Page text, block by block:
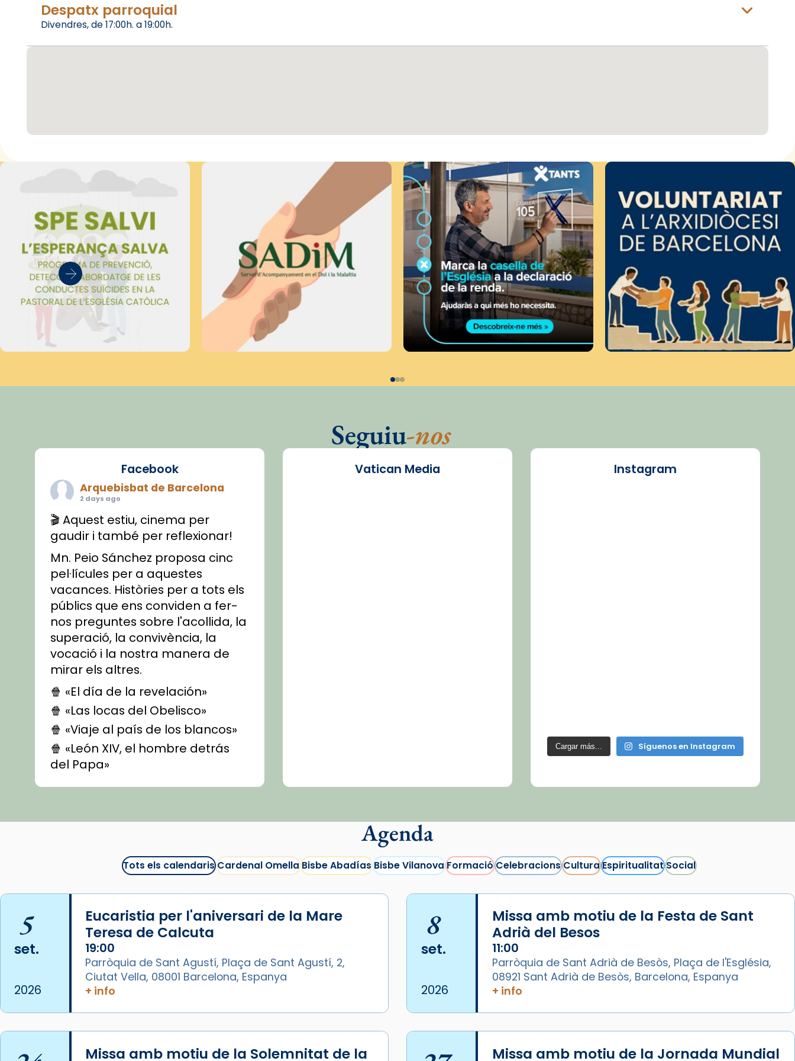
Despatx parroquial
Divendres, de 17:00h. a 19:00h.
Seguiu-nos
Facebook
Arquebisbat de Barcelona
2 days ago
🎬 Aquest estiu, cinema per
gaudir i també per reflexionar!
Mn. Peio Sánchez proposa cinc
pel·lícules per a aquestes
vacances. Històries per a tots els
públics que ens conviden a fer-
nos preguntes sobre l'acollida, la
superació, la convivència, la
vocació i la nostra manera de
mirar els altres.
🍿 «El día de la revelación»
🍿 «Las locas del Obelisco»
🍿 «Viaje al país de los blancos»
🍿 «León XIV, el hombre detrás
del Papa»
🍿 «Las ovejas detectives»
recomanacions i prepara una
#CinemaEspiritualitual
@cinemaspiritcat
Imatge: Generada amb IA
(OpenAI)
Video
View on Facebook
Arquebisbat de Barcelona
1 week ago
La Carmina va patir depressió.
Fa gairebé dos mesos, a l'Estadi
Lluís Companys, la jove va fer
Vatican Media Instagram
Cargar más... Síguenos en Instagram
Agenda
Tots els calendarisCardenal OmellaBisbe AbadíasBisbe VilanovaFormacióCelebracionsCulturaEspiritualitatSocial
5
set.
2026
Eucaristia per l'aniversari de la Mare
Teresa de Calcuta
19:00
Parròquia de Sant Agustí, Plaça de Sant Agustí, 2,
Ciutat Vella, 08001 Barcelona, Espanya
+ info
8
set.
2026
Missa amb motiu de la Festa de Sant
Adrià del Besos
11:00
Parròquia de Sant Adrià de Besòs, Plaça de l'Església,
08921 Sant Adrià de Besòs, Barcelona, Espanya
+ info
Missa amb motiu de la Solemnitat de la
Missa amb motiu de la Jornada Mundial